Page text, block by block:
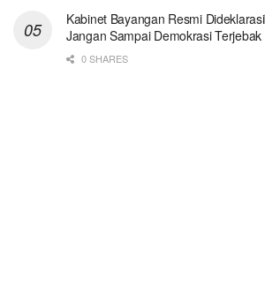
Kabinet Bayangan Resmi
Jangan Sampai Demokrasi
0 SHARES